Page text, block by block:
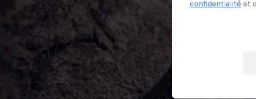
confidentialité et